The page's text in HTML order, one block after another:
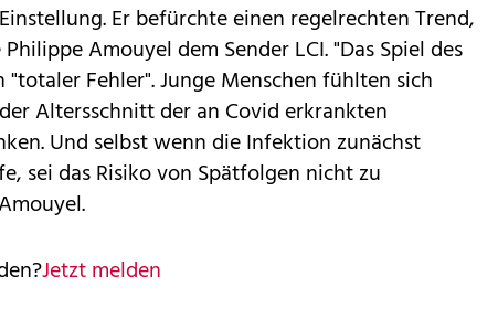
Er befürchte einen regelrechten Trend,
Amouyel dem Sender LCI. "Das Spiel des
"totaler Fehler". Junge Menschen fühlten sich
Altersschnitt der an Covid erkrankten
Und selbst wenn die Infektion zunächst
sei das Risiko von Spätfolgen nicht zu
Jetzt melden